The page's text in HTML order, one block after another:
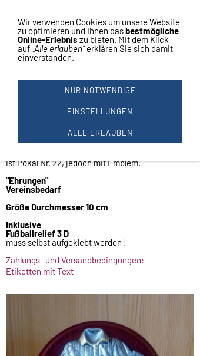
Navigation einblenden
AHAGONILOOK TAFEL #1129
im Mahagonilook
Rückseite mit ausklappbaren Ständer!
Bei Pokale bis 19 cm auch von der Seite
ist Pokal Nr. 22, jedoch mit Emblem.
"Ehrungen"
Vereinsbedarf
Größe Durchmesser 10 cm
Inklusive
Fußballrelief 3 D
muss selbst aufgeklebt werden !
Zahlungs- und Versandbedingungen:
Etiketten mit Text
Wir verwenden Cookies um unsere Website
zu optimieren und Ihnen dasbestmögliche
Online-Erlebnis zu bieten. Mit dem Klick
auf„Alle erlauben“erklären Sie sich damit
einverstanden.
NUR NOTWENDIGE
EINSTELLUNGEN
ALLE ERLAUBEN